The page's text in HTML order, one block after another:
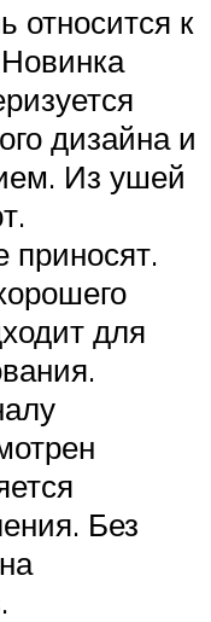
относится к
дизайна и
Из ушей
приносят.
для
Без